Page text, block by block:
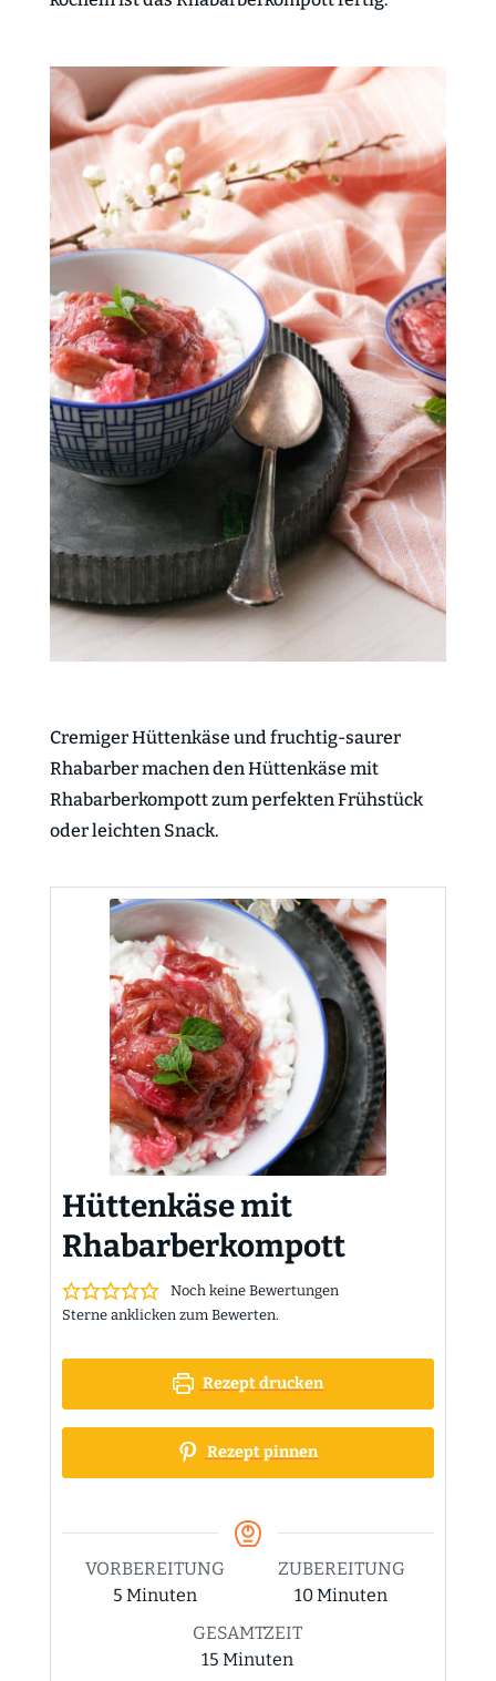
Cremiger Hüttenkäse und fruchtig-saurer
Rhabarber machen den Hüttenkäse mit
Rhabarberkompott zum perfekten Frühstück
oder leichten Snack.
Hüttenkäse mit
Rhabarberkompott
Noch keine Bewertungen
Sterne anklicken zum Bewerten.
Rezept drucken
Rezept pinnen
VORBEREITUNG
5Minuten
Minuten
ZUBEREITUNG
10Minuten
Minuten
GESAMTZEIT
15 Minuten
Minuten